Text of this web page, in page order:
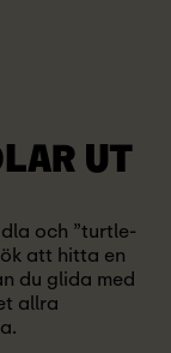
UT
och ”turtle-
att hitta en
du glida med
allra